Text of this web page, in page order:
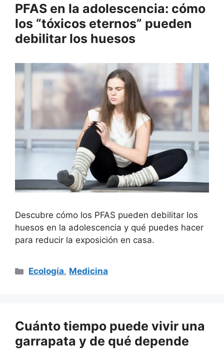
PFAS en la adolescencia: cómo
los “tóxicos eternos” pueden
debilitar los huesos
Descubre cómo los PFAS pueden debilitar los
huesos en la adolescencia y qué puedes hacer
para reducir la exposición en casa.
Categorías
Ecología, Medicina
Cuánto tiempo puede vivir una
garrapata y de qué depende